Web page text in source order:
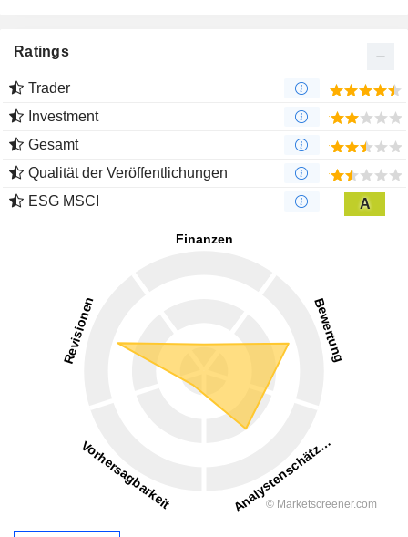
Ratings
Trader
Investment
Gesamt
Qualität der Veröffentlichungen
ESG MSCI
A